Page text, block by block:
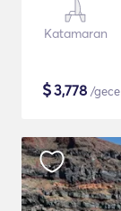
Katamaran
$3,778 /gece